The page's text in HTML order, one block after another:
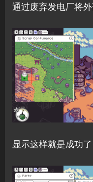
通过废弃发电厂将
显示这样就是成功